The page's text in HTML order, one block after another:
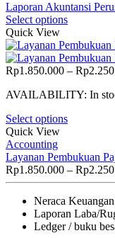
Laporan Akuntansi
Select options
Quick View
Rp1.850.000 – Rp
AVAILABILITY: In
Select options
Quick View
Accounting
Layanan Pembukuan
Rp1.850.000 – Rp
Neraca
Laporan Laba/
Ledger / buku